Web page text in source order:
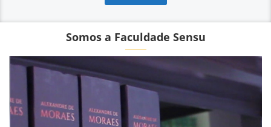
Somos a Faculdade Sensu